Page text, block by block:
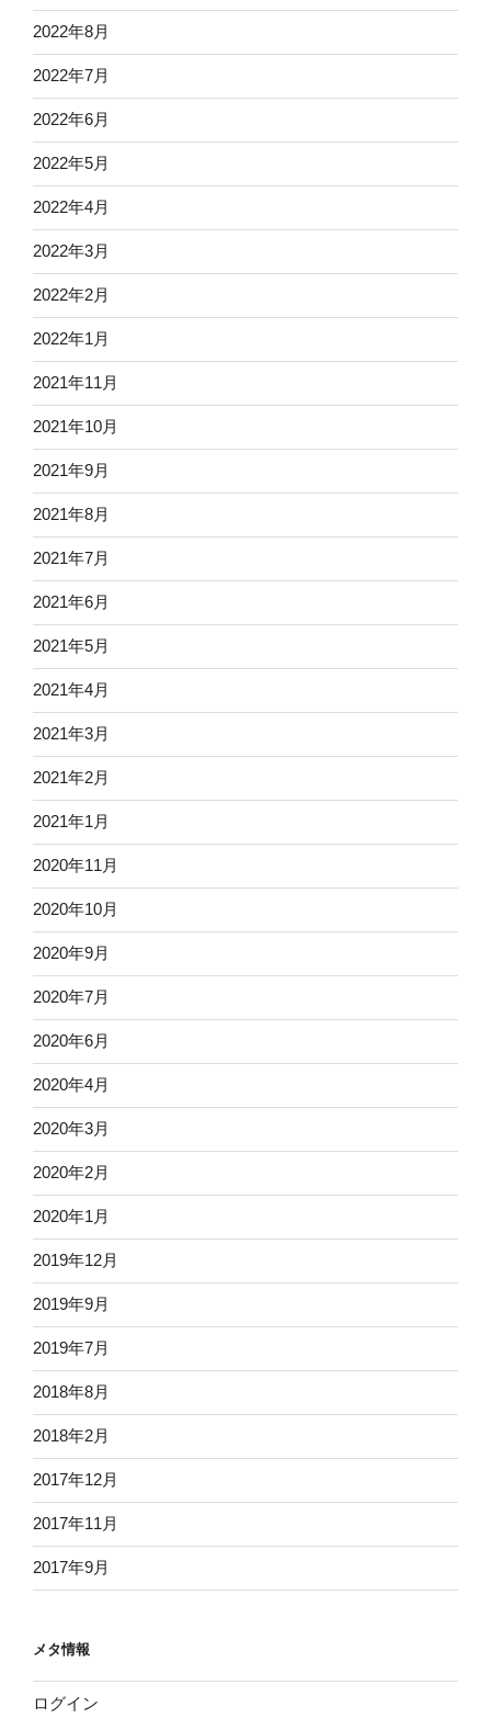
2022年8月
2022年7月
2022年6月
2022年5月
2022年4月
2022年3月
2022年2月
2022年1月
2021年11月
2021年10月
2021年9月
2021年8月
2021年7月
2021年6月
2021年5月
2021年4月
2021年3月
2021年2月
2021年1月
2020年11月
2020年10月
2020年9月
2020年7月
2020年6月
2020年4月
2020年3月
2020年2月
2020年1月
2019年12月
2019年9月
2019年7月
2018年8月
2018年2月
2017年12月
2017年11月
2017年9月
メタ情報
ログイン